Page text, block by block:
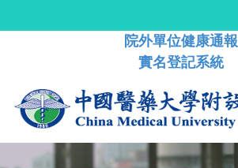
院外單位健康通報
實名登記系統